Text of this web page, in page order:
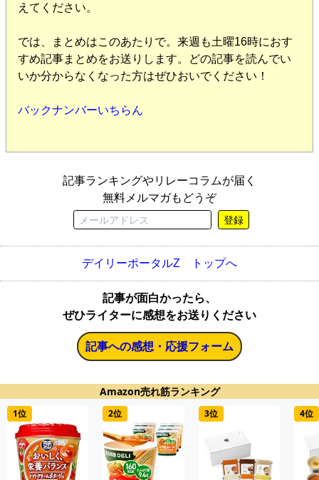
えてください。
では、まとめはこのあたりで。来週も土曜16時におす
すめ記事まとめをお送りします。どの記事を読んでい
いか分からなくなった方はぜひおいでください！
バックナンバーいちらん
記事ランキングやリレーコラムが届く
無料メルマガもどうぞ
登録
デイリーポータルZ トップへ
記事が面白かったら、
ぜひライターに感想をお送りください
記事への感想・応援フォーム
Amazon売れ筋ランキング
1位 2位 3位 4位